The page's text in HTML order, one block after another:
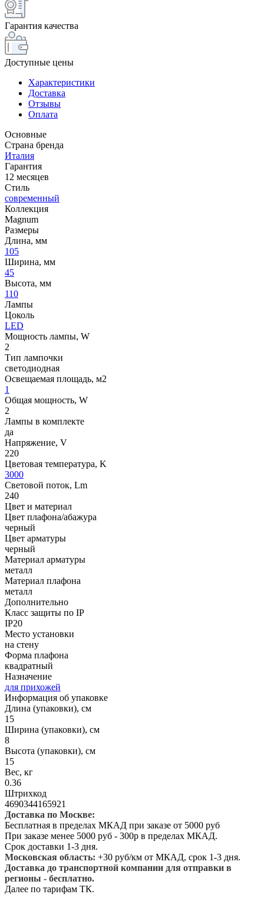
Гарантия качества
Доступные цены
Характеристики
Доставка
Отзывы
Оплата
Основные
Страна бренда
Италия
Гарантия
12 месяцев
Стиль
современный
Коллекция
Magnum
Размеры
Длина, мм
105
Ширина, мм
45
Высота, мм
110
Лампы
Цоколь
LED
Мощность лампы, W
2
Тип лампочки
светодиодная
Освещаемая площадь, м2
1
Общая мощность, W
2
Лампы в комплекте
да
Напряжение, V
220
Цветовая температура, K
3000
Световой поток, Lm
240
Цвет и материал
Цвет плафона/абажура
черный
Цвет арматуры
черный
Материал арматуры
металл
Материал плафона
металл
Дополнительно
Класс защиты по IP
IP20
Место установки
на стену
Форма плафона
квадратный
Назначение
для прихожей
Информация об упаковке
Длина (упаковки), см
15
Ширина (упаковки), см
8
Высота (упаковки), см
15
Вес, кг
0.36
Штрихкод
4690344165921
Доставка по Москве:
Бесплатная в пределах МКАД при заказе от 5000 руб
При заказе менее 5000 руб - 300р в пределах МКАД.
Срок доставки 1-3 дня.
Московская область: +30 руб/км от МКАД, срок 1-3 дня.
Доставка до транспортной компании для отправки в
регионы - бесплатно.
Далее по тарифам ТК.